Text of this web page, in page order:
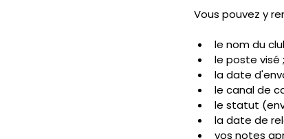
Vous pouvez y
le nom du
le poste visé ;
la date
le canal de
le statut
la date de
vos notes